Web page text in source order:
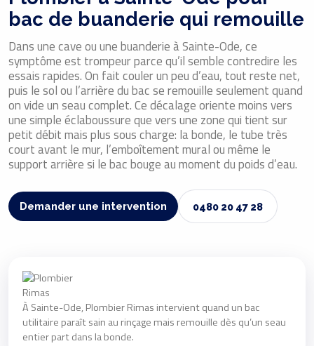
bac de buanderie qui remouille
Dans une cave ou une buanderie à Sainte-Ode, ce
symptôme est trompeur parce qu’il semble contredire les
essais rapides. On fait couler un peu d’eau, tout reste net,
puis le sol ou l’arrière du bac se remouille seulement quand
on vide un seau complet. Ce décalage oriente moins vers
une simple éclaboussure que vers une zone qui tient sur
petit débit mais plus sous charge: la bonde, le tube très
court avant le mur, l’emboîtement mural ou même le
support arrière si le bac bouge au moment du poids d’eau.
Demander une intervention 0480 20 47 28
À Sainte-Ode, Plombier Rimas intervient quand un bac
utilitaire paraît sain au rinçage mais remouille dès qu’un seau
entier part dans la bonde.